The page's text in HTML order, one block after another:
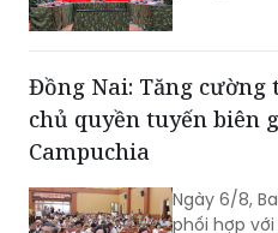
Đồng Nai: Tăng cường
chủ quyền tuyến biên
Campuchia
Ngày 6/8,
phối hợp